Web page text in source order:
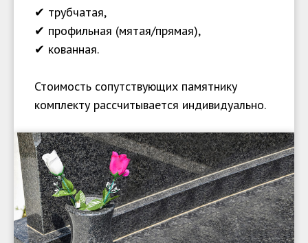
✔ трубчатая,
✔ профильная (мятая/прямая),
✔ кованная.
Стоимость сопутствующих памятнику
комплекту рассчитывается индивидуально.